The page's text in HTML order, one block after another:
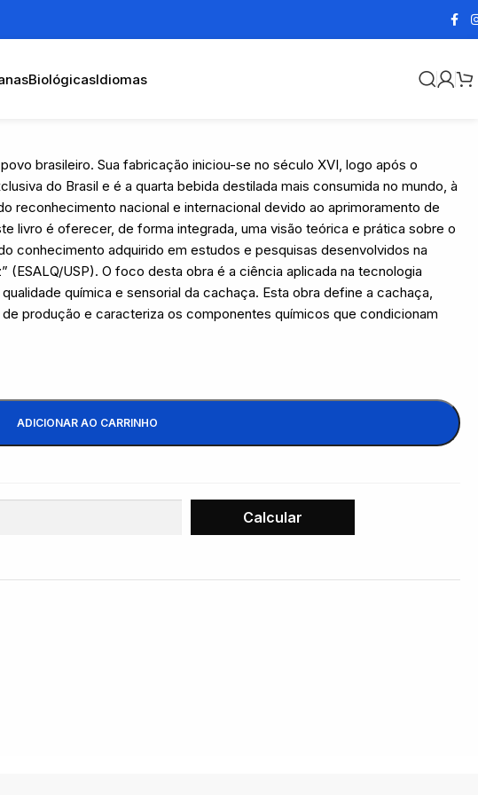
BiológicasIdiomas
brasileiro. Sua fabricação iniciou-se no século XVI, logo após o
do Brasil e é a quarta bebida destilada mais consumida no mundo, à
reconhecimento nacional e internacional devido ao aprimoramento de
livro é oferecer, de forma integrada, uma visão teórica e prática sobre o
conhecimento adquirido em estudos e pesquisas desenvolvidos na
(ESALQ/USP). O foco desta obra é a ciência aplicada na tecnologia
química e sensorial da cachaça. Esta obra define a cachaça,
produção e caracteriza os componentes químicos que condicionam
ADICIONAR AO CARRINHO